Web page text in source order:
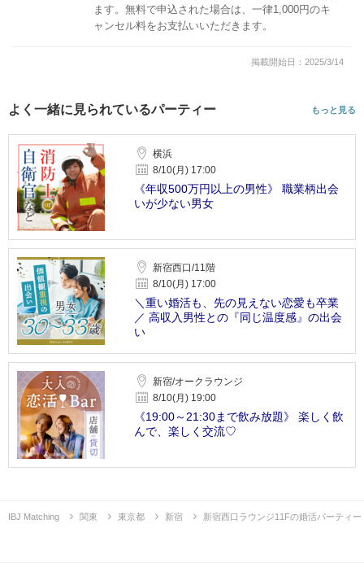
ます。無料で申込された場合は、一律1,000円のキ
ャンセル料をお支払いいただきます。
掲載開始日：2025/3/14
よく一緒に見られているパーティー もっと見る
横浜
8/10(月) 17:00
《年収500万円以上の男性》 職業柄出会
いが少ない男女
新宿西口/11階
8/10(月) 17:00
＼重い婚活も、先の見えない恋愛も卒業
／ 高収入男性との『同じ温度感』の出会
い
新宿/オークラウンジ
8/10(月) 19:00
《19:00～21:30まで飲み放題》 楽しく飲
んで、楽しく交流♡
IBJ Matching 関東 東京都 新宿 新宿西口ラウンジ11Fの婚活パーティー